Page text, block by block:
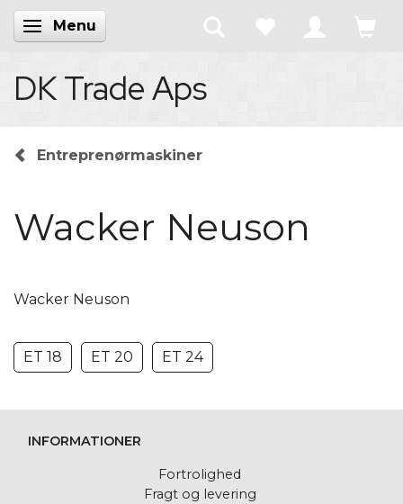
Skifte navigation
Menu
DK Trade Aps
Entreprenørmaskiner
Wacker Neuson
Wacker Neuson
ET 18 ET 20 ET 24
INFORMATIONER
Fortrolighed
Fragt og levering